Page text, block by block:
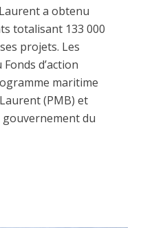
a obtenu
totalisant 133 000
projets. Les
d’action
maritime
(PMB) et
du